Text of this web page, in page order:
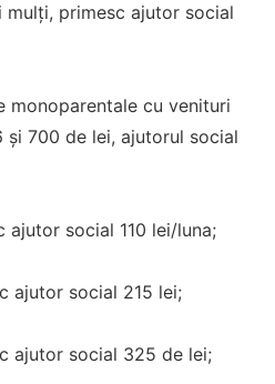
primesc ajutor social
monoparentale cu venituri
și 700 de lei, ajutorul social
ajutor social 110 lei/luna;
ajutor social 215 lei;
ajutor social 325 de lei;